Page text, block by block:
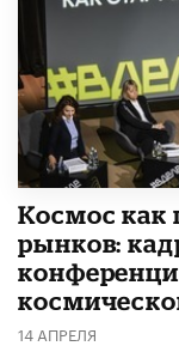
Космос как
рынков:
14 АПРЕЛЯ